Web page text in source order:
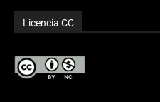
Licencia CC